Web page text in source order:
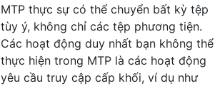
MTP thực sự có thể chuyển bất kỳ tệp
tùy ý, không chỉ các tệp phương tiện.
Các hoạt động duy nhất bạn không thể
thực hiện trong MTP là các hoạt động
yêu cầu truy cập cấp khối, ví dụ như